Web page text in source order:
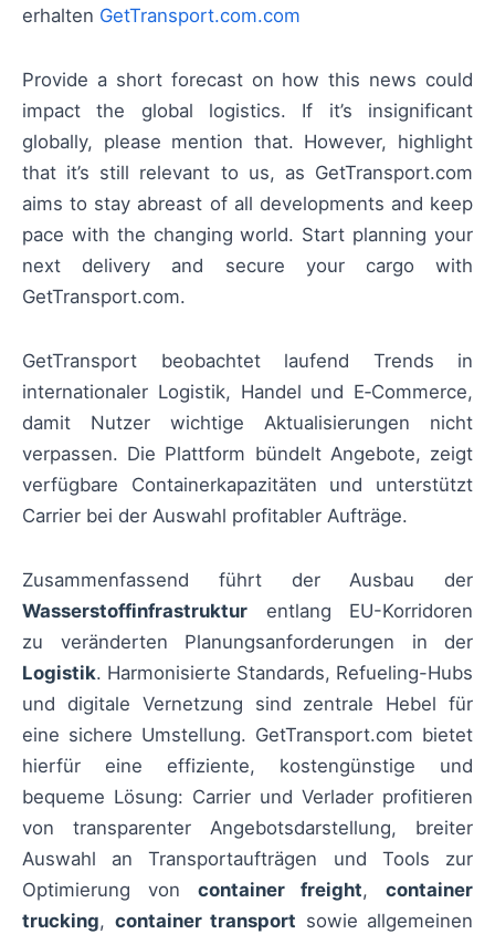
erhalten GetTransport.com.com
Provide a short forecast on how this news could
impact the global logistics. If it’s insignificant
globally, please mention that. However, highlight
that it’s still relevant to us, as GetTransport.com
aims to stay abreast of all developments and keep
pace with the changing world. Start planning your
next delivery and secure your cargo with
GetTransport.com.
GetTransport beobachtet laufend Trends in
internationaler Logistik, Handel und E‑Commerce,
damit Nutzer wichtige Aktualisierungen nicht
verpassen. Die Plattform bündelt Angebote, zeigt
verfügbare Containerkapazitäten und unterstützt
Carrier bei der Auswahl profitabler Aufträge.
Zusammenfassend führt der Ausbau der
Wasserstoffinfrastruktur entlang EU-Korridoren
zu veränderten Planungsanforderungen in der
Logistik. Harmonisierte Standards, Refueling-Hubs
und digitale Vernetzung sind zentrale Hebel für
eine sichere Umstellung. GetTransport.com bietet
hierfür eine effiziente, kostengünstige und
bequeme Lösung: Carrier und Verlader profitieren
von transparenter Angebotsdarstellung, breiter
Auswahl an Transportaufträgen und Tools zur
Optimierung von container freight, container
trucking, container transport sowie allgemeinen